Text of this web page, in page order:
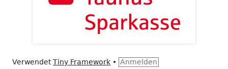
VerwendetTiny Framework • Anmelden